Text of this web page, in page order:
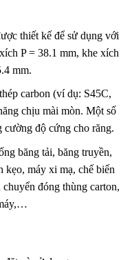
thiết kế để sử dụng với
P = 38.1 mm, khe xích
mm.
carbon (ví dụ: S45C,
chịu mài mòn. Một số
độ cứng cho răng.
băng tải, băng truyền,
kẹo, máy xi mạ, chế biến
đóng thùng carton,